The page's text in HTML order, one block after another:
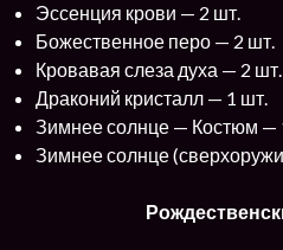
Эссенция крови — 2 шт.
Божественное перо — 2 шт.
Кровавая слеза духа — 2 шт.
Драконий кристалл — 1 шт.
Зимнее солнце — Костюм —
Зимнее солнце